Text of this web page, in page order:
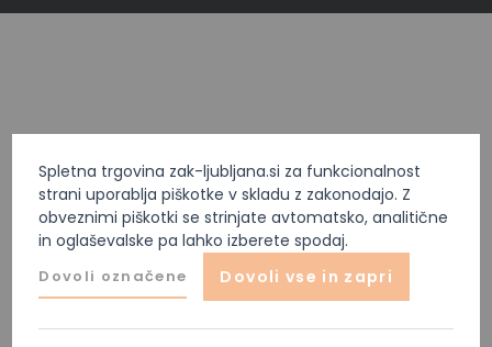
Spletna trgovina zak-ljubljana.si za funkcionalnost
strani uporablja piškotke v skladu z zakonodajo. Z
obveznimi piškotki se strinjate avtomatsko, analitične
in oglaševalske pa lahko izberete spodaj.
Dovoli označene Dovoli vse in zapri